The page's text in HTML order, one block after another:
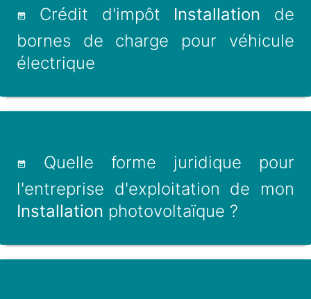
Crédit d'impôt Installation de
bornes de charge pour véhicule
électrique
Quelle forme juridique pour
l'entreprise d'exploitation de mon
Installation photovoltaïque ?